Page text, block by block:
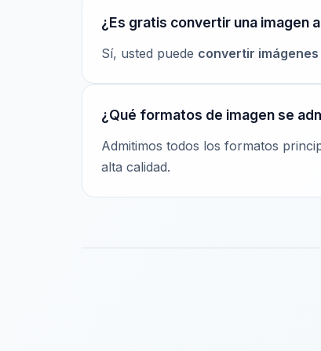
¿Es gratis convertir una imagen
Sí, usted puede convertir
¿Qué formatos de imagen se
Admitimos todos los formatos
alta calidad.